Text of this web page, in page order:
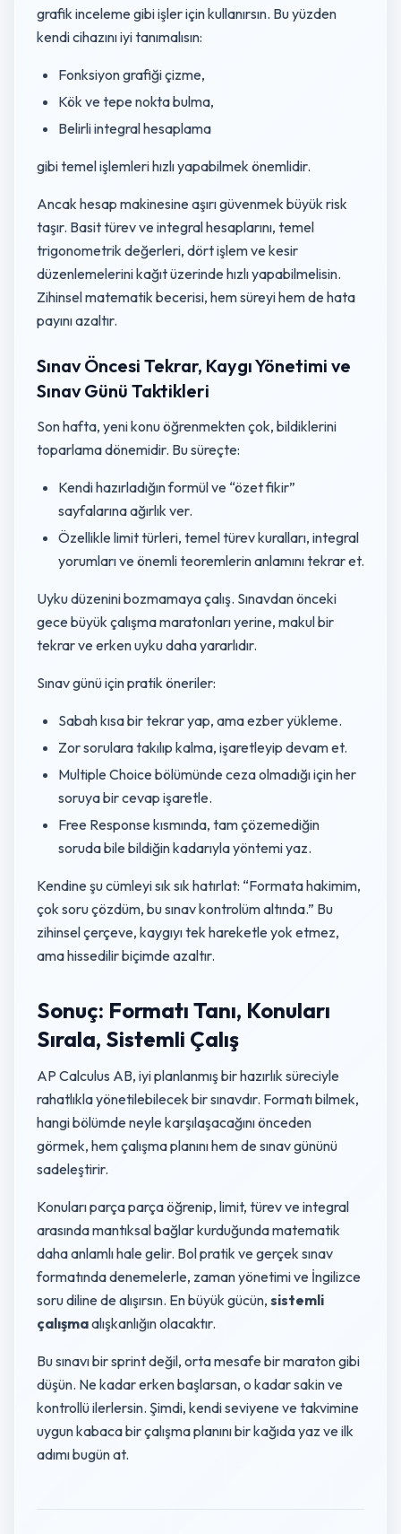
grafik inceleme gibi işler için kullanırsın. Bu yüzden
kendi cihazını iyi tanımalısın:
Fonksiyon grafiği çizme,
Kök ve tepe nokta bulma,
Belirli integral hesaplama
gibi temel işlemleri hızlı yapabilmek önemlidir.
Ancak hesap makinesine aşırı güvenmek büyük risk
taşır. Basit türev ve integral hesaplarını, temel
trigonometrik değerleri, dört işlem ve kesir
düzenlemelerini kağıt üzerinde hızlı yapabilmelisin.
Zihinsel matematik becerisi, hem süreyi hem de hata
payını azaltır.
Sınav Öncesi Tekrar, Kaygı Yönetimi ve
Sınav Günü Taktikleri
Son hafta, yeni konu öğrenmekten çok, bildiklerini
toparlama dönemidir. Bu süreçte:
Kendi hazırladığın formül ve “özet fikir”
sayfalarına ağırlık ver.
Özellikle limit türleri, temel türev kuralları, integral
yorumları ve önemli teoremlerin anlamını tekrar et.
Uyku düzenini bozmamaya çalış. Sınavdan önceki
gece büyük çalışma maratonları yerine, makul bir
tekrar ve erken uyku daha yararlıdır.
Sınav günü için pratik öneriler:
Sabah kısa bir tekrar yap, ama ezber yükleme.
Zor sorulara takılıp kalma, işaretleyip devam et.
Multiple Choice bölümünde ceza olmadığı için her
soruya bir cevap işaretle.
Free Response kısmında, tam çözemediğin
soruda bile bildiğin kadarıyla yöntemi yaz.
Kendine şu cümleyi sık sık hatırlat: “Formata hakimim,
çok soru çözdüm, bu sınav kontrolüm altında.” Bu
zihinsel çerçeve, kaygıyı tek hareketle yok etmez,
ama hissedilir biçimde azaltır.
Sonuç: Formatı Tanı, Konuları
Sırala, Sistemli Çalış
AP Calculus AB, iyi planlanmış bir hazırlık süreciyle
rahatlıkla yönetilebilecek bir sınavdır. Formatı bilmek,
hangi bölümde neyle karşılaşacağını önceden
görmek, hem çalışma planını hem de sınav gününü
sadeleştirir.
Konuları parça parça öğrenip, limit, türev ve integral
arasında mantıksal bağlar kurduğunda matematik
daha anlamlı hale gelir. Bol pratik ve gerçek sınav
formatında denemelerle, zaman yönetimi ve İngilizce
soru diline de alışırsın. En büyük gücün, sistemli
çalışmaalışkanlığın olacaktır.
Bu sınavı bir sprint değil, orta mesafe bir maraton gibi
düşün. Ne kadar erken başlarsan, o kadar sakin ve
kontrollü ilerlersin. Şimdi, kendi seviyene ve takvimine
uygun kabaca bir çalışma planını bir kağıda yaz ve ilk
adımı bugün at.